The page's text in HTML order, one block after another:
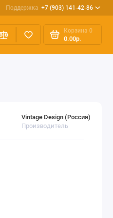
Поддержка +7 (903) 141-42-86
Корзина 0
0.00р.
Vintage Design (Россия)
Производитель